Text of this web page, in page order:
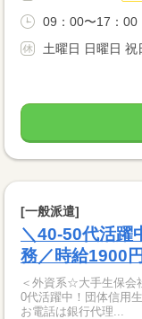
09：00〜17：00
土曜日 日曜日 祝
[一般派遣]
＼40-50代活躍
務／時給1900
＜外資系☆大手生保会
0代活躍中！団体信用
お電話は銀行代理...